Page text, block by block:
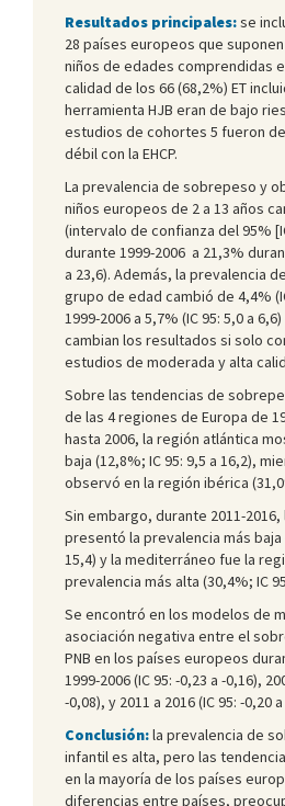
Resultados principales:se
28 países europeos que
niños de edades comprendidas
calidad de los 66 (68,2%) ET
herramienta HJB eran de bajo
estudios de cohortes 5 fueron
débil con la EHCP.
La prevalencia de sobrepeso y
niños europeos de 2 a 13 años
(intervalo de confianza del 95%
durante 1999-2006 a 21,3%
a 23,6). Además, la prevalencia
grupo de edad cambió de 4,4%
1999-2006 a 5,7% (IC 95: 5,0 a
cambian los resultados si solo
estudios de moderada y alta
Sobre las tendencias de
de las 4 regiones de Europa de
hasta 2006, la región atlántica
baja (12,8%; IC 95: 9,5 a 16,2),
observó en la región ibérica
Sin embargo, durante 2011-
presentó la prevalencia más baja
15,4) y la mediterráneo fue la
prevalencia más alta (30,4%; IC
Se encontró en los modelos de
asociación negativa entre el
PNB en los países europeos
1999-2006 (IC 95: -0,23 a -0,16),
-0,08), y 2011 a 2016 (IC 95: -0,20
Conclusión:la prevalencia de
infantil es alta, pero las
en la mayoría de los países
diferencias entre países,